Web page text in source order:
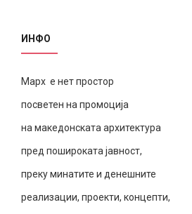
ИНФО
Марх е нет простор
посветен на промоција
на македонската архитектура
пред пошироката јавност,
преку минатите и денешните
реализации, проекти, концепти,